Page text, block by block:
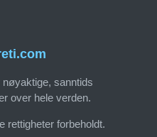
nøyaktige, sanntids
over hele verden.
rettigheter forbeholdt.